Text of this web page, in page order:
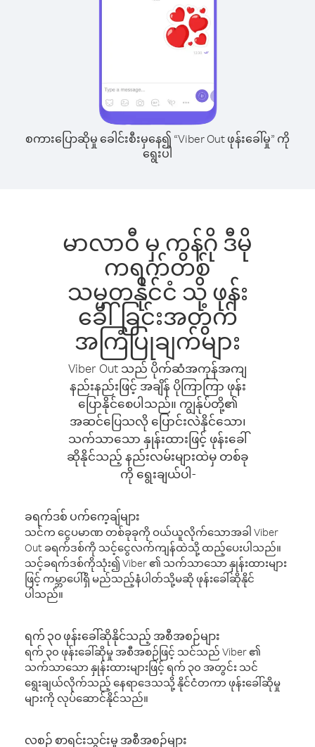
စကားပြောဆိုမှု ခေါင်းစီးမှနေ၍ “Viber Out ဖုန်းခေါ်မှု” ကို
ရွေးပါ
မာလာဝီ မှ ကွန်ဂို ဒီမို
ကရက်တစ်
သမ္မတနိုင်ငံ သို့ ဖုန်း
ခေါ်ခြင်းအတွက်
အကြံပြုချက်များ
Viber Out သည် ပိုက်ဆံအကုန်အကျ
နည်းနည်းဖြင့် အချိန် ပိုကြာကြာ ဖုန်း
ပြောနိုင်စေပါသည်။ ကျွန်ုပ်တို့၏
အဆင်ပြေသလို ပြောင်းလဲနိုင်သော၊
သက်သာသော နှုန်းထားဖြင့် ဖုန်းခေါ်
ဆိုနိုင်သည့် နည်းလမ်းများထဲမှ တစ်ခု
ကို ရွေးချယ်ပါ-
ခရက်ဒစ် ပက်ကေ့ချ်များ
သင်က ငွေပမာဏ တစ်ခုခုကို ဝယ်ယူလိုက်သောအခါ Viber
Out ခရက်ဒစ်ကို သင့်ငွေလက်ကျန်ထဲသို့ ထည့်ပေးပါသည်။
သင့်ခရက်ဒစ်ကိုသုံး၍ Viber ၏ သက်သာသော နှုန်းထားများ
ဖြင့် ကမ္ဘာပေါ်ရှိ မည်သည့်နံပါတ်သို့မဆို ဖုန်းခေါ်ဆိုနိုင်
ပါသည်။
ရက် ၃၀ ဖုန်းခေါ်ဆိုနိုင်သည့် အစီအစဉ်များ
ရက် ၃၀ ဖုန်းခေါ်ဆိုမှု အစီအစဉ်ဖြင့် သင်သည် Viber ၏
သက်သာသော နှုန်းထားများဖြင့် ရက် ၃၀ အတွင်း သင်
ရွေးချယ်လိုက်သည့် နေရာဒေသသို့ နိုင်ငံတကာ ဖုန်းခေါ်ဆိုမှု
များကို လုပ်ဆောင်နိုင်သည်။
လစဉ် စာရင်းသွင်းမှု အစီအစဉ်များ